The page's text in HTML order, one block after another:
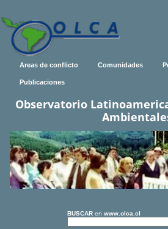
Areas de conflicto Comunidades
Publicaciones
Observatorio
BUSCAR en www.olca.cl